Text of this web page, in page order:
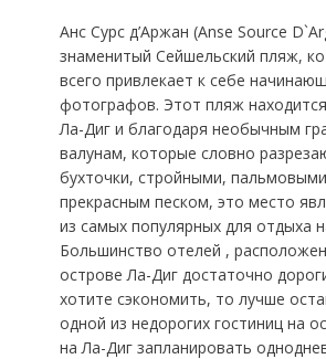
Анс Сурс д’Аржан (Anse Source
знаменитый Сейшельский пляж,
всего привлекает к себе
фотографов. Этот пляж
Ла-Диг и благодаря необычным
валунам, которые словно
бухточки, стройными,
прекрасным песком, это место
из самых популярных для отдыха
Большинство отелей ,
острове Ла-Диг достаточно
хотите сэкономить, то лучше
одной из недорогих гостиниц на
на Ла-Диг запланировать